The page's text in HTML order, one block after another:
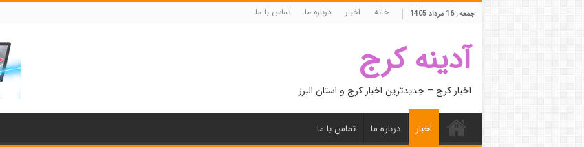
جمعه , 16 مرداد 1405 خانه اخبار درباره ما تماس با ما
آدینه کرج
اخبار کرج – جدیدترین اخبار کرج و استان البرز
اخبار درباره ما تماس با ما